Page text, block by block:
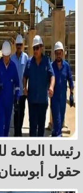
رئيسا العامة
حقول أبوسنان